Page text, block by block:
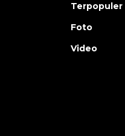
Terpopuler
Foto
Video